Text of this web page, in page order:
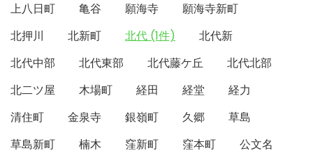
上八日町
亀谷 願海寺
願海寺新町
北押川
北新町 北代 (1件)
北代新
北代中部
北代東部 北代藤ケ丘
北代北部
北二ツ屋
木場町 経田 経堂
経力
清住町
金泉寺 銀嶺町 久郷
草島
草島新町
楠木 窪新町 窪本町
公文名